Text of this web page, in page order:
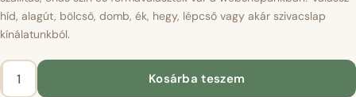
híd, alagút, bölcső, domb, ék, hegy, lépcső vagy akár szivacslap
kínálatunkból.
Labdamedence
Kosárba teszem